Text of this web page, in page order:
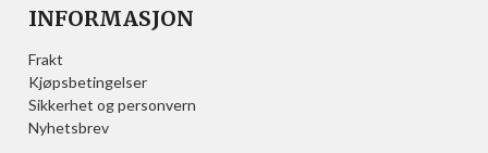
INFORMASJON
Frakt
Kjøpsbetingelser
Sikkerhet og personvern
Nyhetsbrev